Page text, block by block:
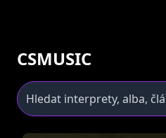
CSMUSIC